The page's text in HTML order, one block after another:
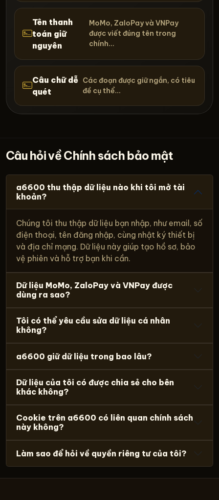
Tên thanh
toán giữ
nguyên
MoMo, ZaloPay và VNPay
được viết đúng tên trong
chính...
Câu chữ dễ
quét
Các đoạn được giữ ngắn, có tiêu
đề cụ thể...
Câu hỏi về Chính sách bảo mật
a6600 thu thập dữ liệu nào khi tôi mở tài
khoản?
Chúng tôi thu thập dữ liệu bạn nhập, như email, số
điện thoại, tên đăng nhập, cùng nhật ký thiết bị
và địa chỉ mạng. Dữ liệu này giúp tạo hồ sơ, bảo
vệ phiên và hỗ trợ bạn khi cần.
Dữ liệu MoMo, ZaloPay và VNPay được
dùng ra sao?
Tôi có thể yêu cầu sửa dữ liệu cá nhân
không?
a6600 giữ dữ liệu trong bao lâu?
Dữ liệu của tôi có được chia sẻ cho bên
khác không?
Cookie trên a6600 có liên quan chính sách
này không?
Làm sao để hỏi về quyền riêng tư của tôi?